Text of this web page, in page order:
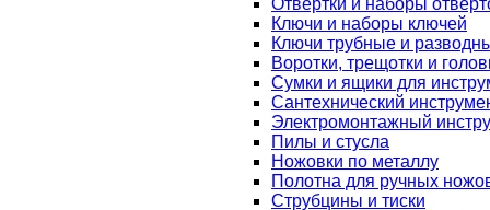
Отвертки и наборы
Ключи и наборы ключей
Ключи трубные и
Воротки, трещотки и
Сумки и ящики для
Сантехнический
Электромонтажный
Пилы и стусла
Ножовки по металлу
Полотна для ручных
Струбцины и тиски